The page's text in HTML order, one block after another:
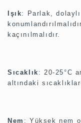
Işık:
Parlak,
kaçınılmalıdır.
Sıcaklık :20-25°C
altındaki
Nem :Yüksek nem